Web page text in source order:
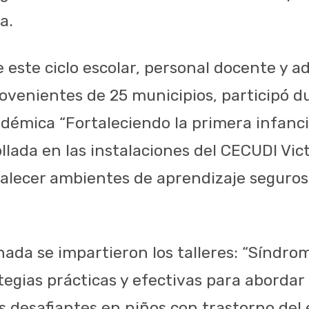
este ciclo escolar, personal docente y
de 25 municipios, participó
“Fortaleciendo la primera
en las instalaciones del CECUDI
ambientes de aprendizaje
se impartieron los talleres:
prácticas y efectivas para abordar